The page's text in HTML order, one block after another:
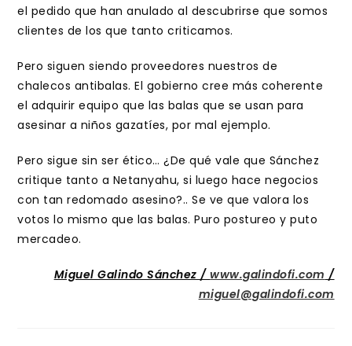
el pedido que han anulado al descubrirse que somos
clientes de los que tanto criticamos.
Pero siguen siendo proveedores nuestros de
chalecos antibalas. El gobierno cree más coherente
el adquirir equipo que las balas que se usan para
asesinar a niños gazatíes, por mal ejemplo.
Pero sigue sin ser ético… ¿De qué vale que Sánchez
critique tanto a Netanyahu, si luego hace negocios
con tan redomado asesino?.. Se ve que valora los
votos lo mismo que las balas. Puro postureo y puto
mercadeo.
Miguel Galindo Sánchez /www.galindofi.com /
miguel@galindofi.com